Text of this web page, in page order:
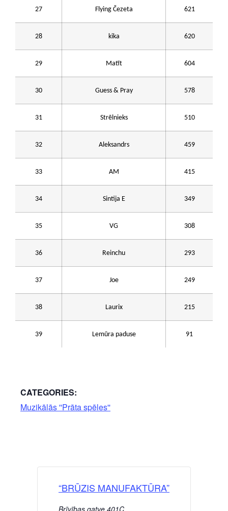
27 Flying Čezeta 621
28 kika 620
29 Matīt 604
30 Guess & Pray 578
31 Strēlnieks 510
32 Aleksandrs 459
33 AM 415
34 Sintija E 349
35 VG 308
36 Reinchu 293
37 Joe 249
38 Laurix 215
39 Lemūra paduse 91
CATEGORIES:
Muzikālās ''Prāta spēles''
“BRŪZIS MANUFAKTŪRA”
Brīvības gatve 401C